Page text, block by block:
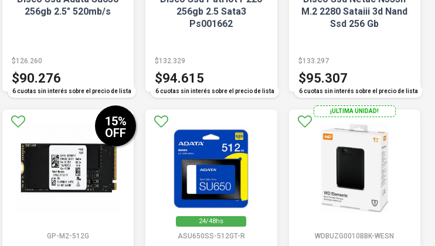
256gb 2.5" 520mb/s
6 cuotas sin interés sobre el precio de lista
$126.260
$90.276
256gb 2.5 Sata3
Ps001662
6 cuotas sin interés sobre el precio de lista
$132.329
$94.615
M.2 2280 Sataiii 3d Nand
Ssd 256 Gb
6 cuotas sin interés sobre el precio de lista
$133.297
$95.307
GP-M2-512G
15%
OFF
24/48hs
ASU650SS-512GT-R
¡ULTIMA UNIDAD!
WDBUZG0010BBK-WESN